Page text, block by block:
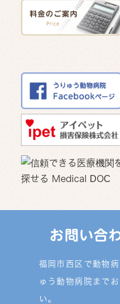
お問い合
福岡市西区で動物
ゅう動物病院まで
い。